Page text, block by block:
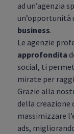
ad un’agenzia
un’opportunità
business.
Le agenzie
approfondita
social, ti
mirate per
Grazie alla
della
massimizzare
ads,